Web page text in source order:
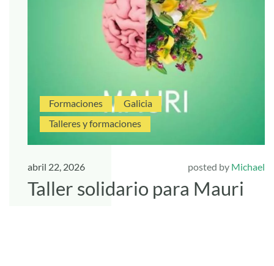
Formaciones
Galicia
Talleres y formaciones
abril 22, 2026 posted by Michael
Taller solidario para Mauri